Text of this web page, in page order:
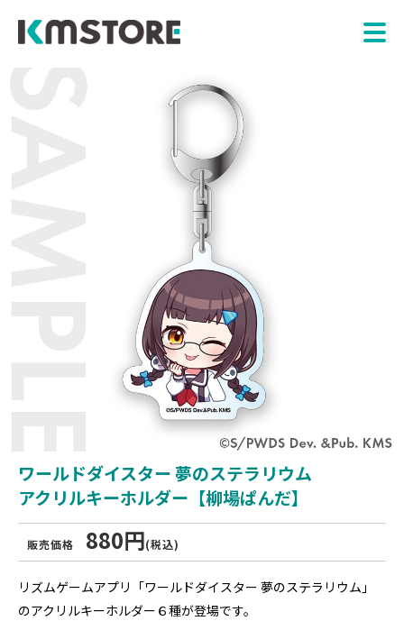
ワールドダイスター 夢のステラリウム
アクリルキーホルダー【柳場ぱんだ】
販売価格 880円(税込)
リズムゲームアプリ「ワールドダイスター 夢のステラリウム」
のアクリルキーホルダー６種が登場です。